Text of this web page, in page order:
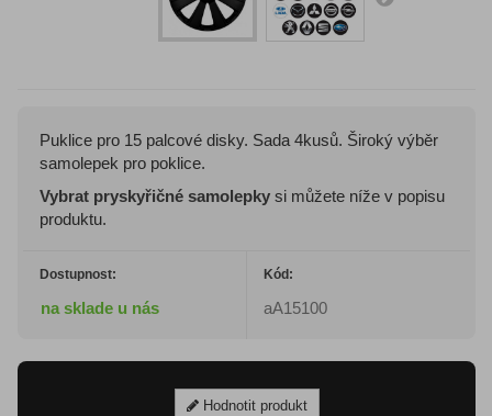
Puklice pro 15 palcové disky. Sada 4kusů. Široký výběr
samolepek pro poklice.
Vybrat pryskyřičné samolepky si můžete níže v popisu
produktu.
Dostupnost:
na sklade u nás
Kód:
aA15100
Hodnotit produkt